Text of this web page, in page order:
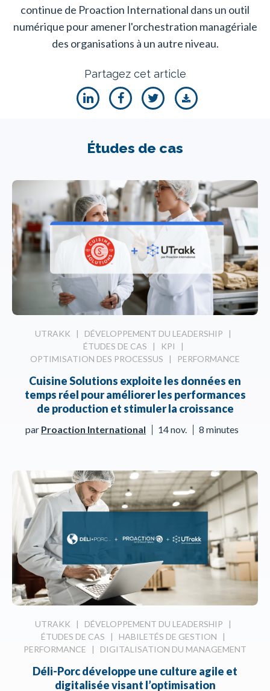
Partagez cet article
continue de Proaction International dans un outil
numérique pour amener l'orchestration managériale
des organisations à un autre niveau.
Études de cas
UTRAKK | DÉVELOPPEMENT DU LEADERSHIP |
ÉTUDES DE CAS | KPI |
OPTIMISATION DES PROCESSUS | PERFORMANCE
Cuisine Solutions exploite les données en
temps réel pour améliorer les performances
de production et stimuler la croissance
par Proaction International 14 nov. 8 minutes
UTRAKK | DÉVELOPPEMENT DU LEADERSHIP |
ÉTUDES DE CAS | HABILETÉS DE GESTION |
PERFORMANCE | DIGITALISATION DU MANAGEMENT
Déli-Porc développe une culture agile et
digitalisée visant l’optimisation